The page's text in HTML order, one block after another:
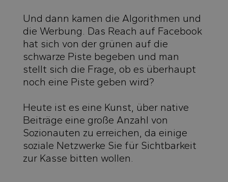
Und dann kamen die Algorithmen und
die Werbung. Das Reach auf Facebook
hat sich von der grünen auf die
schwarze Piste begeben und man
stellt sich die Frage, ob es überhaupt
noch eine Piste geben wird?
Heute ist es eine Kunst, über native
Beiträge eine große Anzahl von
Sozionauten zu erreichen, da einige
soziale Netzwerke Sie für Sichtbarkeit
zur Kasse bitten wollen.